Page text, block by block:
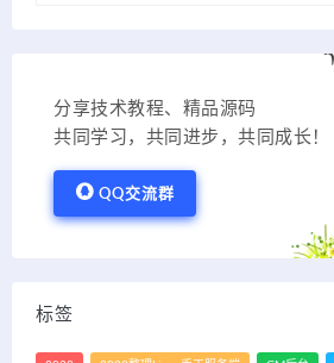
分享技术教程、精品源码
共同学习，共同进步，共同成长！
QQ交流群
标签